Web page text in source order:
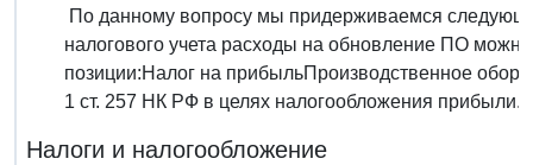
По данному вопросу мы придерживаемся
налогового учета расходы на обновление ПО
позиции:Налог на прибыльПроизводственное
1 ст. 257 НК РФ в целях налогообложения прибыли...
Налоги и налогообложение